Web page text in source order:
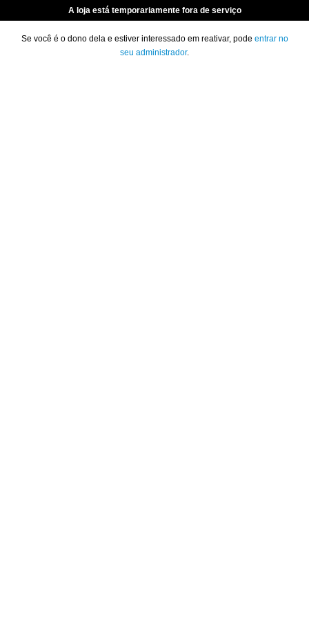
A loja está temporariamente fora de serviço
Se você é o dono dela e estiver interessado em reativar, pode entrar no
seu administrador.